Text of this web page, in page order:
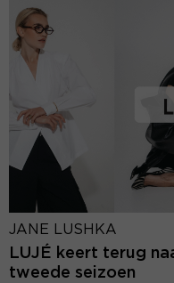
JANE LUSHKA
LUJÉ keert terug
tweede seizoen